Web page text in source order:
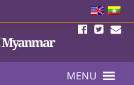
Myanmar
MENU